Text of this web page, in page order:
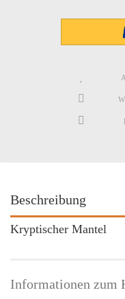
Beschreibung
Kryptischer Mantel
Informationen zum